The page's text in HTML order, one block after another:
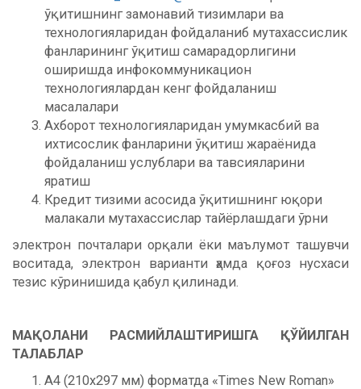
ўқитишнинг замонавий тизимлари ва
технологияларидан фойдаланиб мутахассислик
фанларининг ўқитиш самарадорлигини
оширишда инфокоммуникацион
технологиялардан кенг фойдаланиш
масалалари
Ахборот технологияларидан умумкасбий ва
ихтисослик фанларини ўқитиш жараёнида
фойдаланиш услублари ва тавсияларини
яратиш
Кредит тизими асосида ўқитишнинг юқори
малакали мутахассислар тайёрлашдаги ўрни
электрон почталари орқали ёки маълумот ташувчи
воситада, электрон варианти ҳамда қоғоз нусхаси
тезис кўринишида қабул қилинади.
МАҚОЛАНИ РАСМИЙЛАШТИРИШГА ҚЎЙИЛГАН
ТАЛАБЛАР
А4 (210x297 мм) форматда «Times New Roman»